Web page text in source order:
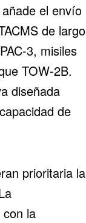
el envío
de largo
PAC-3, misiles
TOW-2B.
diseñada
de
prioritaria la
la